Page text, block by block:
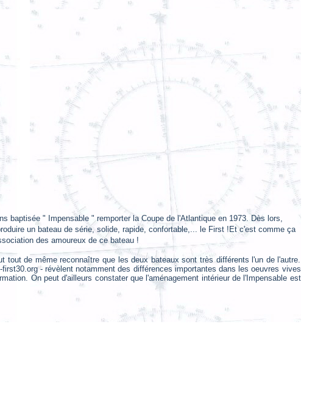
" Impensable " remporter la Coupe de l'Atlantique en 1973. Dès lors,
un bateau de série, solide, rapide, confortable,... le First !Et c'est comme ça
des amoureux de ce bateau !
de même reconnaître que les deux bateaux sont très différents l'un de l'autre.
- révèlent notamment des différences importantes dans les oeuvres vives
On peut d'ailleurs constater que l'aménagement intérieur de l'Impensable est